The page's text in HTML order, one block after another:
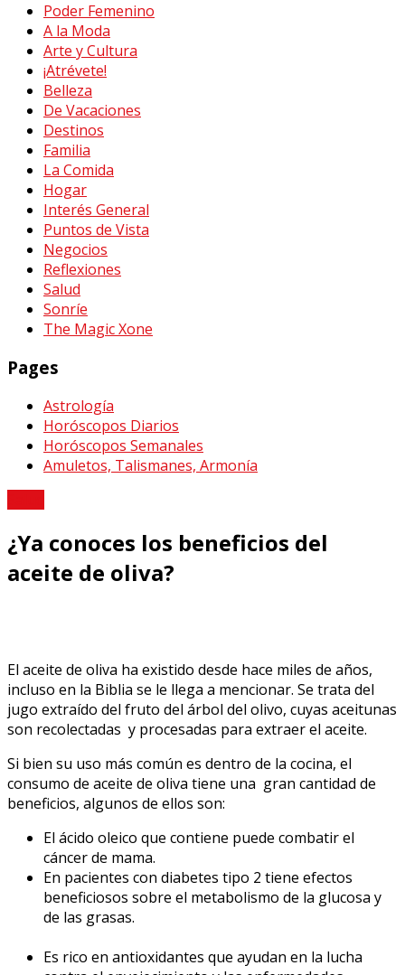
Poder Femenino
A la Moda
Arte y Cultura
¡Atrévete!
Belleza
De Vacaciones
Destinos
Familia
La Comida
Hogar
Interés General
Puntos de Vista
Negocios
Reflexiones
Salud
Sonríe
The Magic Xone
Pages
Astrología
Horóscopos Diarios
Horóscopos Semanales
Amuletos, Talismanes, Armonía
¿Ya conoces los beneficios del
aceite de oliva?
El aceite de oliva ha existido desde hace miles de años,
incluso en la Biblia se le llega a mencionar. Se trata del
jugo extraído del fruto del árbol del olivo, cuyas aceitunas
son recolectadas y procesadas para extraer el aceite.
Si bien su uso más común es dentro de la cocina, el
consumo de aceite de oliva tiene una gran cantidad de
beneficios, algunos de ellos son:
El ácido oleico que contiene puede combatir el
cáncer de mama.
En pacientes con diabetes tipo 2 tiene efectos
beneficiosos sobre el metabolismo de la glucosa y
de las grasas.
Es rico en antioxidantes que ayudan en la lucha